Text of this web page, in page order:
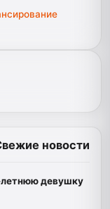
новости
девушку